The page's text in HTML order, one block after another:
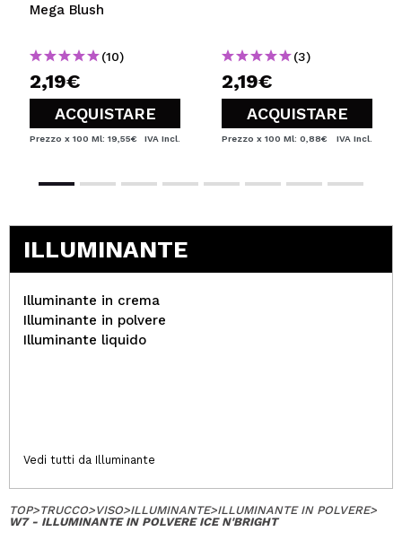
Mega Blush
(10)
2,19€
ACQUISTARE
Prezzo x 100 Ml: 19,55€ IVA Incl.
(3)
2,19€
ACQUISTARE
Prezzo x 100 Ml: 0,88€ IVA Incl.
ILLUMINANTE
Illuminante in crema
Illuminante in polvere
Illuminante liquido
Vedi tutti da Illuminante
TOP>TRUCCO>VISO>ILLUMINANTE>ILLUMINANTE IN POLVERE>
W7 - ILLUMINANTE IN POLVERE ICE N'BRIGHT